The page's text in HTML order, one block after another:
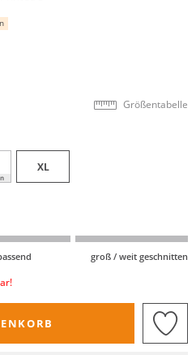
Größentabelle
XL
groß / weit geschnitten